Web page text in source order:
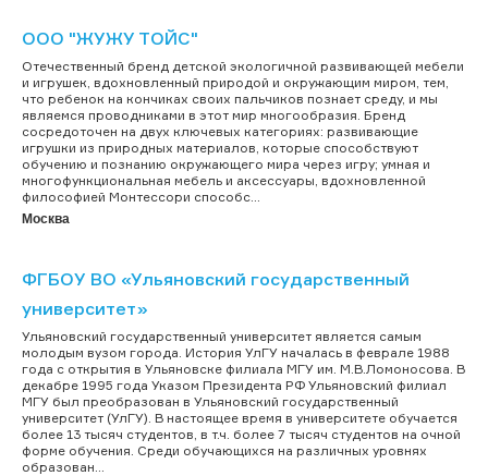
ООО "ЖУЖУ ТОЙС"
Отечественный бренд детской экологичной развивающей мебели
и игрушек, вдохновленный природой и окружающим миром, тем,
что ребенок на кончиках своих пальчиков познает среду, и мы
являемся проводниками в этот мир многообразия. Бренд
сосредоточен на двух ключевых категориях: развивающие
игрушки из природных материалов, которые способствуют
обучению и познанию окружающего мира через игру; умная и
многофункциональная мебель и аксессуары, вдохновленной
философией Монтессори способс...
Москва
ФГБОУ ВО «Ульяновский государственный
университет»
Ульяновский государственный университет является самым
молодым вузом города. История УлГУ началась в феврале 1988
года с открытия в Ульяновске филиала МГУ им. М.В.Ломоносова. В
декабре 1995 года Указом Президента РФ Ульяновский филиал
МГУ был преобразован в Ульяновский государственный
университет (УлГУ). В настоящее время в университете обучается
более 13 тысяч студентов, в т.ч. более 7 тысяч студентов на очной
форме обучения. Среди обучающихся на различных уровнях
образован...